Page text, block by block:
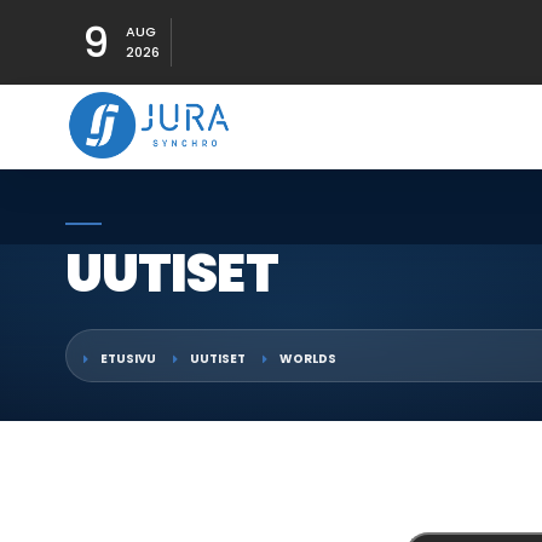
9
AUG
2026
UUTISET
ETUSIVU UUTISET WORLDS